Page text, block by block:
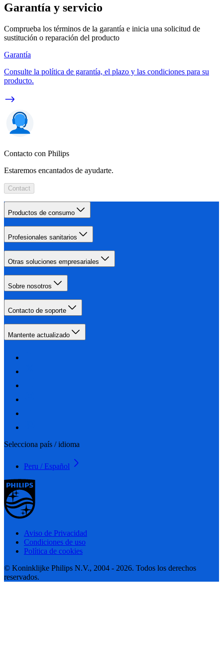
Garantía y servicio
Comprueba los términos de la garantía e inicia una solicitud de
sustitución o reparación del producto
Garantía
Consulte la política de garantía, el plazo y las condiciones para su
producto.
Contacto con Philips
Estaremos encantados de ayudarte.
Contact
Productos de consumo
Profesionales sanitarios
Otras soluciones empresariales
Sobre nosotros
Contacto de soporte
Mantente actualizado
Selecciona país / idioma
Peru / Español
Aviso de Privacidad
Condiciones de uso
Política de cookies
© Koninklijke Philips N.V., 2004 - 2026. Todos los derechos
reservados.